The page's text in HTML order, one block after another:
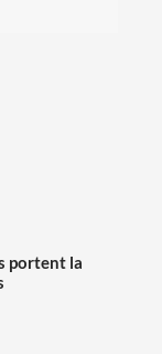
portent la